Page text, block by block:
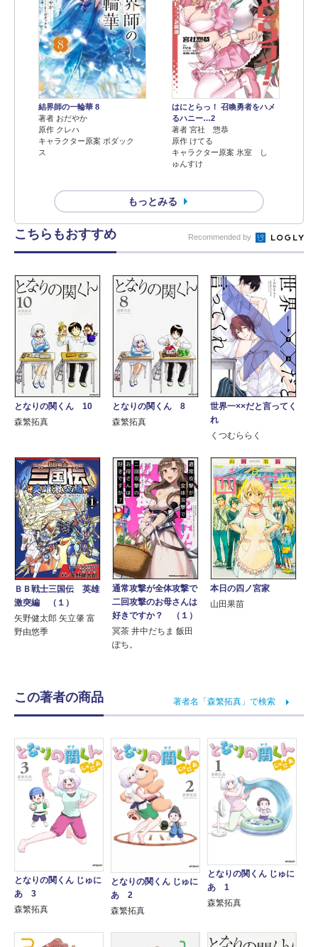
結界師の一輪華 8
著者 おだやか
原作 クレハ
キャラクター原案 ボダック
ス
はにとらっ！ 召喚勇者をハメ
るハニー…2
著者 宮社 惣恭
原作 けてる
キャラクター原案 氷室 し
ゅんすけ
もっとみる
こちらもおすすめ Recommended by
となりの関くん 10
森繁拓真
となりの関くん 8
森繁拓真
世界一××だと言ってく
れ
くつむららく
ＢＢ戦士三国伝 英雄
激突編 （１）
矢野健太郎 矢立肇 富
野由悠季
通常攻撃が全体攻撃で
二回攻撃のお母さんは
好きですか？ （１）
冥茶 井中だちま 飯田
ぽち。
本日の四ノ宮家
山田果苗
この著者の商品 著者名「森繁拓真」で検索
となりの関くん じゅに
あ 3
森繁拓真
となりの関くん じゅに
あ 2
森繁拓真
となりの関くん じゅに
あ 1
森繁拓真